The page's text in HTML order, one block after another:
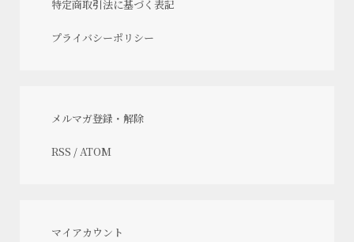
特定商取引法に基づく表記
プライバシーポリシー
メルマガ登録・解除
RSS / ATOM
マイアカウント